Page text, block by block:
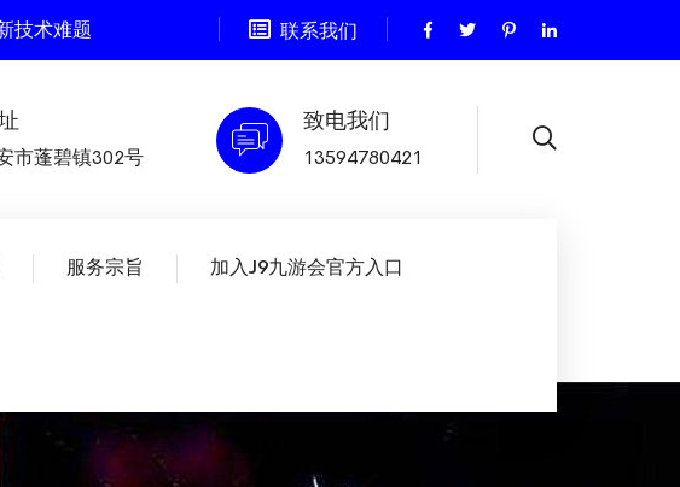
技术难题 联系我们
市蓬碧镇302号
致电我们
13594780421
服务宗旨 加入J9九游会官方入口